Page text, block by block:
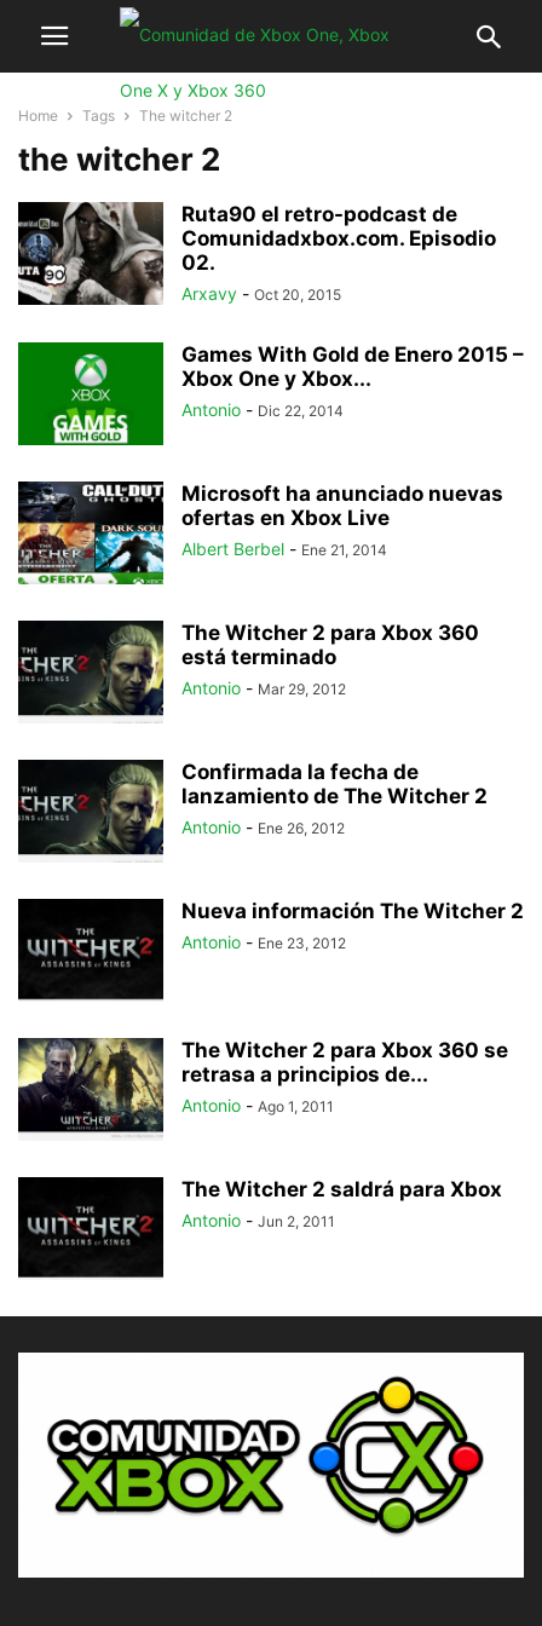
Home Tags The witcher 2
the witcher 2
Ruta90 el retro-podcast de
Comunidadxbox.com. Episodio
02.
Arxavy - Oct 20, 2015
Games With Gold de Enero 2015 –
Xbox One y Xbox...
Antonio - Dic 22, 2014
Microsoft ha anunciado nuevas
ofertas en Xbox Live
Albert Berbel - Ene 21, 2014
The Witcher 2 para Xbox 360
está terminado
Antonio - Mar 29, 2012
Confirmada la fecha de
lanzamiento de The Witcher 2
Antonio - Ene 26, 2012
Nueva información The Witcher 2
Antonio - Ene 23, 2012
The Witcher 2 para Xbox 360 se
retrasa a principios de...
Antonio - Ago 1, 2011
The Witcher 2 saldrá para Xbox
Antonio - Jun 2, 2011